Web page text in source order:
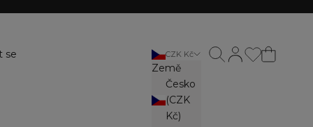
se CZK Kč
Země
Česko
(CZK
Kč)
Otevřít stránku
Otevřít vyhledávání